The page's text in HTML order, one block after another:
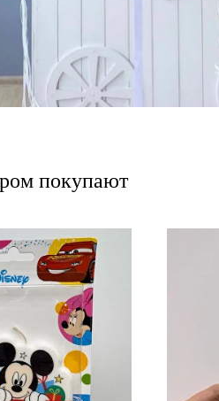
покупают